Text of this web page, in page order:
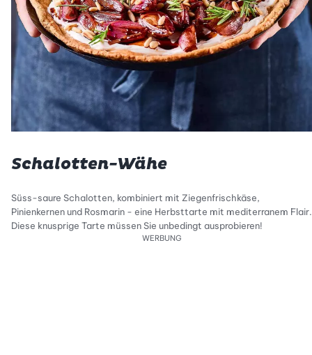
Schalotten-Wähe
Süss-saure Schalotten, kombiniert mit Ziegenfrischkäse,
Pinienkernen und Rosmarin - eine Herbsttarte mit mediterranem Flair.
Diese knusprige Tarte müssen Sie unbedingt ausprobieren!
WERBUNG